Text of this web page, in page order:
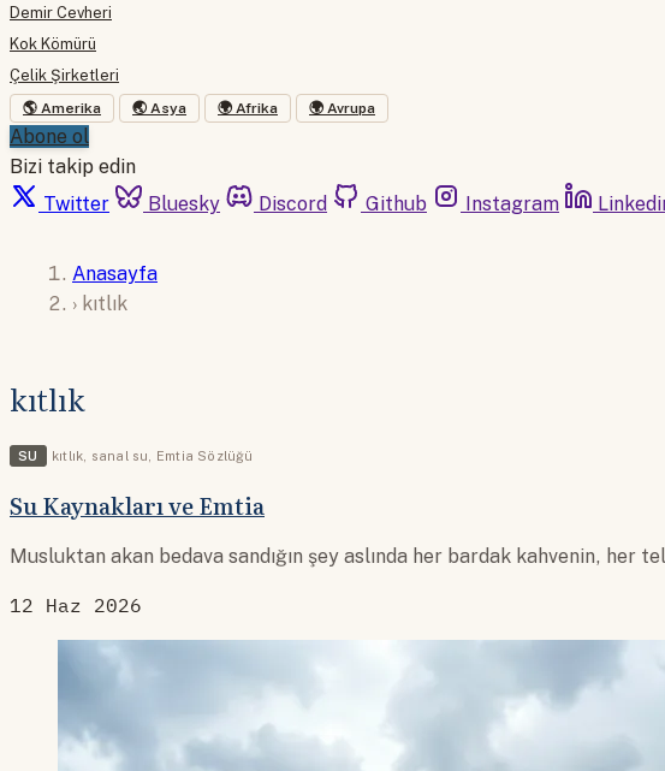
Demir Cevheri
Kok Kömürü
Çelik Şirketleri
🌎 Amerika 🌏 Asya 🌍 Afrika 🌍 Avrupa
Abone ol
Bizi takip edin
Twitter
Bluesky Discord Github Instagram
Anasayfa
› kıtlık
kıtlık
SU kıtlık, sanal su, Emtia Sözlüğü
Su Kaynakları ve Emtia
Musluktan akan bedava sandığın şey aslında her bardak kahvenin,
12 Haz 2026